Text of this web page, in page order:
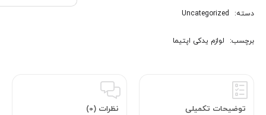
دسته: Uncategorized
برچسب: لوازم یدکی اپتیما
توضیحات تکمیلی نظرات (0)